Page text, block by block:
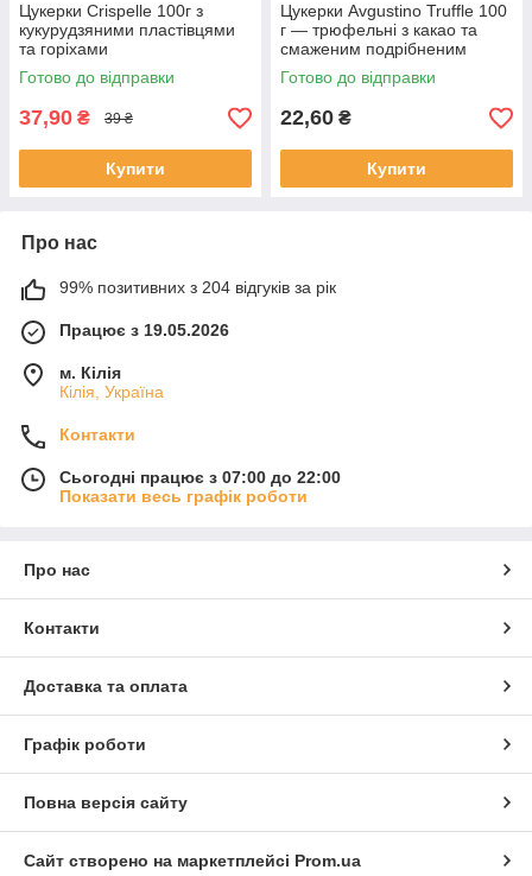
Цукерки Crispelle 100г з
кукурудзяними пластівцями
та горіхами
Готово до відправки
37,90 ₴ 39 ₴
Купити
Цукерки Avgustino Truffle 100
г — трюфельні з какао та
смаженим подрібненим
арахісом
Готово до відправки
22,60 ₴
Купити
Про нас
99% позитивних з 204 відгуків за рік
Працює з 19.05.2026
м. Кілія
Кілія, Україна
Контакти
Сьогодні працює з 07:00 до 22:00
Показати весь графік роботи
Про нас
Контакти
Доставка та оплата
Графік роботи
Повна версія сайту
Сайт створено на маркетплейсі Prom.ua